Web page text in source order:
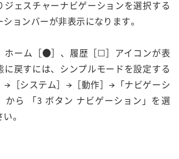
ジェスチャーナビゲーションを選択する
ションバーが非表示になります。
ホーム［●］、履歴［☐］アイコンが表
に戻すには、シンプルモードを設定する
→［システム］→［動作］→「ナビゲーシ
から 「3 ボタン ナビゲーション」を選
。